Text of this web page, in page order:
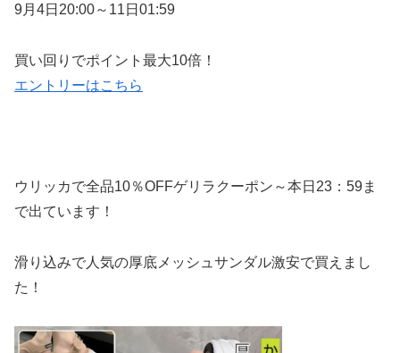
9月4日20:00～11日01:59
買い回りでポイント最大10倍！
エントリーはこちら
ウリッカで全品10％OFFゲリラクーポン～本日23：59ま
で出ています！
滑り込みで人気の厚底メッシュサンダル激安で買えまし
た！